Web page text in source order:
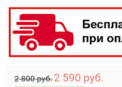
2 800 руб. 2 590 руб.